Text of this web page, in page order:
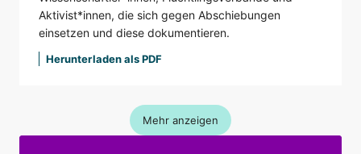
Aktivist*innen, die sich gegen Abschiebungen
einsetzen und diese dokumentieren.
Herunterladen als PDF
Mehr anzeigen